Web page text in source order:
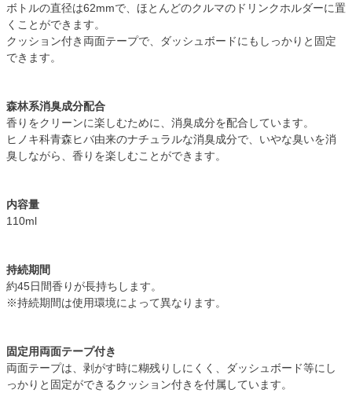
ボトルの直径は62mmで、ほとんどのクルマのドリンクホルダーに置
くことができます。
クッション付き両面テープで、ダッシュボードにもしっかりと固定
できます。
森林系消臭成分配合
香りをクリーンに楽しむために、消臭成分を配合しています。
ヒノキ科青森ヒバ由来のナチュラルな消臭成分で、いやな臭いを消
臭しながら、香りを楽しむことができます。
内容量
110ml
持続期間
約45日間香りが長持ちします。
※持続期間は使用環境によって異なります。
固定用両面テープ付き
両面テープは、剥がす時に糊残りしにくく、ダッシュボード等にし
っかりと固定ができるクッション付きを付属しています。